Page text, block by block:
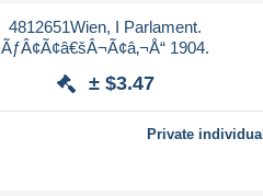
4812651Wien, I Parlament.
ÃƒÂ¢Ã¢â€šÂ¬Ã¢â‚¬Å“ 1904.
± $3.47
Private individual